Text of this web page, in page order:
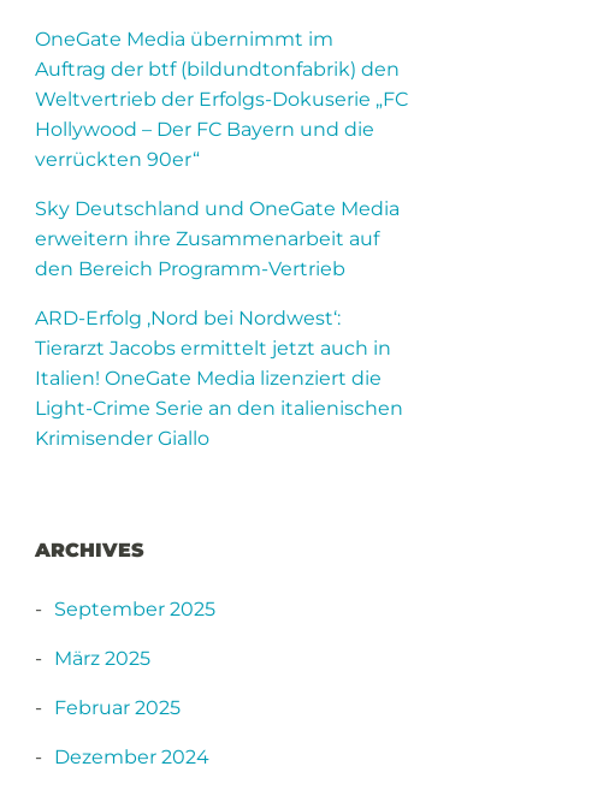
OneGate Media übernimmt im
Auftrag der btf (bildundtonfabrik) den
Weltvertrieb der Erfolgs-Dokuserie „FC
Hollywood – Der FC Bayern und die
verrückten 90er“
Sky Deutschland und OneGate Media
erweitern ihre Zusammenarbeit auf
den Bereich Programm-Vertrieb
ARD-Erfolg ‚Nord bei Nordwest‘:
Tierarzt Jacobs ermittelt jetzt auch in
Italien! OneGate Media lizenziert die
Light-Crime Serie an den italienischen
Krimisender Giallo
ARCHIVES
September 2025
März 2025
Februar 2025
Dezember 2024